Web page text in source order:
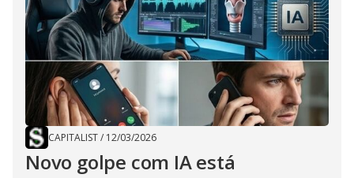
CAPITALIST/ 12/03/2026
Novo golpe com IA está